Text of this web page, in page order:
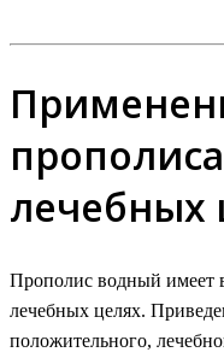
лечебных
Прополис водный имеет
лечебных целях.
положительного,